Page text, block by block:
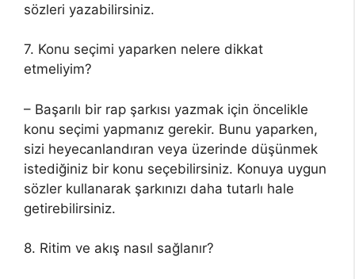
sözleri yazabilirsiniz.
7. Konu seçimi yaparken nelere dikkat
etmeliyim?
– Başarılı bir rap şarkısı yazmak için öncelikle
konu seçimi yapmanız gerekir. Bunu yaparken,
sizi heyecanlandıran veya üzerinde düşünmek
istediğiniz bir konu seçebilirsiniz. Konuya uygun
sözler kullanarak şarkınızı daha tutarlı hale
getirebilirsiniz.
8. Ritim ve akış nasıl sağlanır?